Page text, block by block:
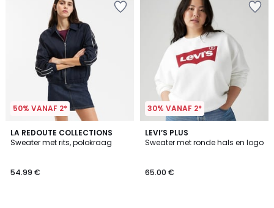
50% VANAF 2*
LA REDOUTE COLLECTIONS
Sweater met rits, polokraag
54.99 €
4.7
/ 5
30% VANAF 2*
LEVI’S PLUS
Sweater met ronde hals en logo
65.00 €
4
/